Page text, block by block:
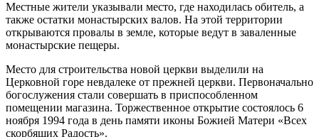
Местные жители указывали место, где находилась обитель, а
также остатки монастырских валов. На этой территории
открываются провалы в земле, которые ведут в заваленные
монастырские пещеры.
Место для строительства новой церкви выделили на
Церковной горе невдалеке от прежней церкви. Первоначально
богослужения стали совершать в приспособленном
помещении магазина. Торжественное открытие состоялось 6
ноября 1994 года в день памяти иконы Божией Матери «Всех
скорбящих Радость».